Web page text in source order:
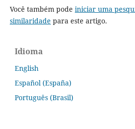
Você também pode iniciar uma
similaridade para este artigo.
Idioma
English
Español (España)
Português (Brasil)